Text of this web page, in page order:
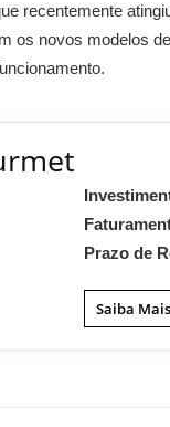
recentemente
os novos modelos
Prazo de
Saiba Mais